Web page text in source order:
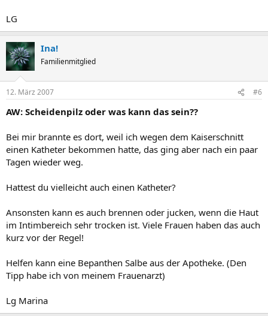
LG
Ina!
Familienmitglied
12. März 2007 #6
AW: Scheidenpilz oder was kann das sein??
Bei mir brannte es dort, weil ich wegen dem Kaiserschnitt
einen Katheter bekommen hatte, das ging aber nach ein paar
Tagen wieder weg.
Hattest du vielleicht auch einen Katheter?
Ansonsten kann es auch brennen oder jucken, wenn die Haut
im Intimbereich sehr trocken ist. Viele Frauen haben das auch
kurz vor der Regel!
Helfen kann eine Bepanthen Salbe aus der Apotheke. (Den
Tipp habe ich von meinem Frauenarzt)
Lg Marina